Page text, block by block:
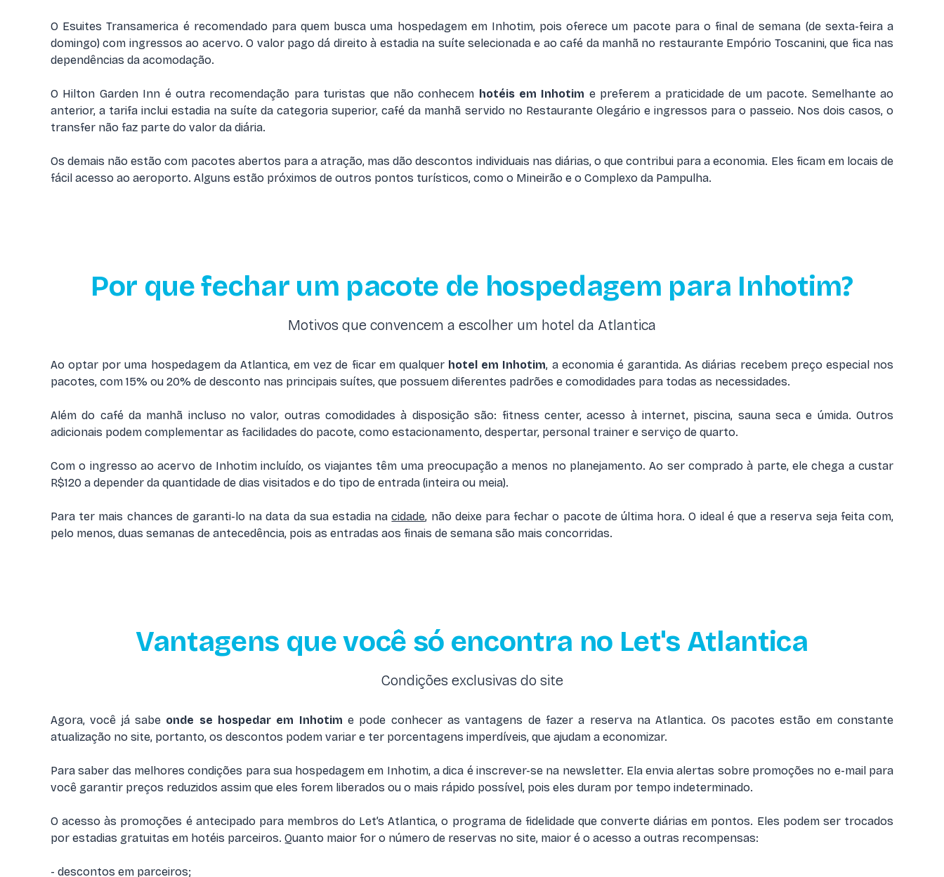
O Esuites Transamerica é recomendado para quem busca uma hospedagem em Inhotim, pois oferece um pacote para o final de semana (de sexta-feira a
domingo) com ingressos ao acervo. O valor pago dá direito à estadia na suíte selecionada e ao café da manhã no restaurante Empório Toscanini, que fica nas
dependências da acomodação.
O Hilton Garden Inn é outra recomendação para turistas que não conhecem hotéis em Inhotim e preferem a praticidade de um pacote. Semelhante ao
anterior, a tarifa inclui estadia na suíte da categoria superior, café da manhã servido no Restaurante Olegário e ingressos para o passeio. Nos dois casos, o
transfer não faz parte do valor da diária.
Os demais não estão com pacotes abertos para a atração, mas dão descontos individuais nas diárias, o que contribui para a economia. Eles ficam em locais de
fácil acesso ao aeroporto. Alguns estão próximos de outros pontos turísticos, como o Mineirão e o Complexo da Pampulha.
Por que fechar um pacote de hospedagem para Inhotim?
Motivos que convencem a escolher um hotel da Atlantica
Ao optar por uma hospedagem da Atlantica, em vez de ficar em qualquer hotel em Inhotim, a economia é garantida. As diárias recebem preço especial nos
pacotes, com 15% ou 20% de desconto nas principais suítes, que possuem diferentes padrões e comodidades para todas as necessidades.
Além do café da manhã incluso no valor, outras comodidades à disposição são: fitness center, acesso à internet, piscina, sauna seca e úmida. Outros
adicionais podem complementar as facilidades do pacote, como estacionamento, despertar, personal trainer e serviço de quarto.
Com o ingresso ao acervo de Inhotim incluído, os viajantes têm uma preocupação a menos no planejamento. Ao ser comprado à parte, ele chega a custar
R$120 a depender da quantidade de dias visitados e do tipo de entrada (inteira ou meia).
Para ter mais chances de garanti-lo na data da sua estadia nacidade, não deixe para fechar o pacote de última hora. O ideal é que a reserva seja feita com,
pelo menos, duas semanas de antecedência, pois as entradas aos finais de semana são mais concorridas.
Vantagens que você só encontra no Let's Atlantica
Condições exclusivas do site
Agora, você já sabe onde se hospedar em Inhotim e pode conhecer as vantagens de fazer a reserva na Atlantica. Os pacotes estão em constante
atualização no site, portanto, os descontos podem variar e ter porcentagens imperdíveis, que ajudam a economizar.
Para saber das melhores condições para sua hospedagem em Inhotim, a dica é inscrever-se na newsletter. Ela envia alertas sobre promoções no e-mail para
você garantir preços reduzidos assim que eles forem liberados ou o mais rápido possível, pois eles duram por tempo indeterminado.
O acesso às promoções é antecipado para membros do Let’s Atlantica, o programa de fidelidade que converte diárias em pontos. Eles podem ser trocados
por estadias gratuitas em hotéis parceiros. Quanto maior for o número de reservas no site, maior é o acesso a outras recompensas:
- descontos em parceiros;